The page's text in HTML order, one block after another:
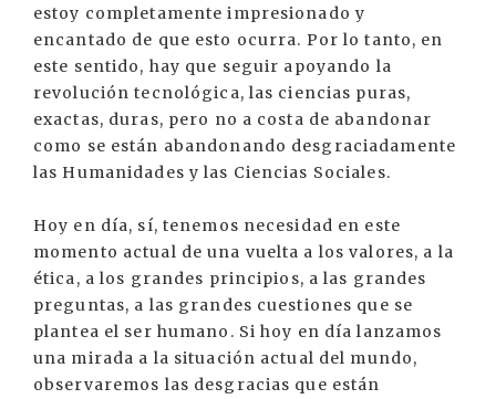
estoy completamente impresionado y
encantado de que esto ocurra. Por lo tanto, en
este sentido, hay que seguir apoyando la
revolución tecnológica, las ciencias puras,
exactas, duras, pero no a costa de abandonar
como se están abandonando desgraciadamente
las Humanidades y las Ciencias Sociales.
Hoy en día, sí, tenemos necesidad en este
momento actual de una vuelta a los valores, a la
ética, a los grandes principios, a las grandes
preguntas, a las grandes cuestiones que se
plantea el ser humano. Si hoy en día lanzamos
una mirada a la situación actual del mundo,
observaremos las desgracias que están